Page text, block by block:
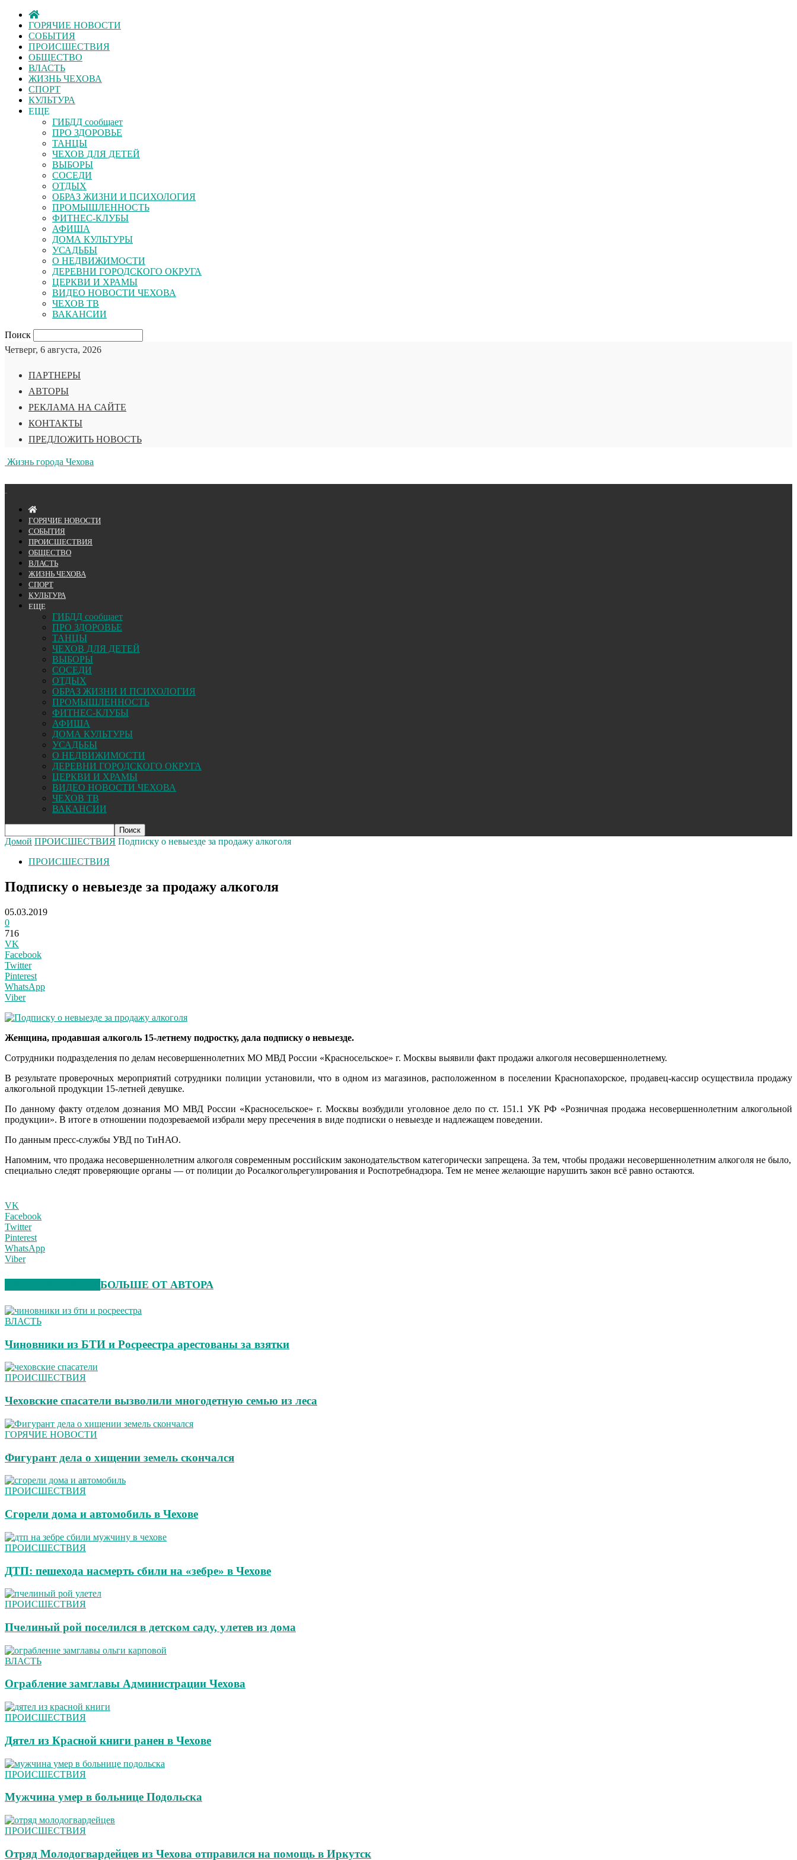
ГОРЯЧИЕ НОВОСТИ
СОБЫТИЯ
ПРОИСШЕСТВИЯ
ОБЩЕСТВО
ВЛАСТЬ
ЖИЗНЬ ЧЕХОВА
СПОРТ
КУЛЬТУРА
ЕЩЕ
ГИБДД сообщает
ПРО ЗДОРОВЬЕ
ТАНЦЫ
ЧЕХОВ ДЛЯ ДЕТЕЙ
ВЫБОРЫ
СОСЕДИ
ОТДЫХ
ОБРАЗ ЖИЗНИ И ПСИХОЛОГИЯ
ПРОМЫШЛЕННОСТЬ
ФИТНЕС-КЛУБЫ
АФИША
ДОМА КУЛЬТУРЫ
УСАДЬБЫ
О НЕДВИЖИМОСТИ
ДЕРЕВНИ ГОРОДСКОГО ОКРУГА
ЦЕРКВИ И ХРАМЫ
ВИДЕО НОВОСТИ ЧЕХОВА
ЧЕХОВ ТВ
ВАКАНСИИ
Поиск
Четверг, 6 августа, 2026
ПАРТНЕРЫ
АВТОРЫ
РЕКЛАМА НА САЙТЕ
КОНТАКТЫ
ПРЕДЛОЖИТЬ НОВОСТЬ
Жизнь города Чехова
ГОРЯЧИЕ НОВОСТИ
СОБЫТИЯ
ПРОИСШЕСТВИЯ
ОБЩЕСТВО
ВЛАСТЬ
ЖИЗНЬ ЧЕХОВА
СПОРТ
КУЛЬТУРА
ЕЩЕ
ГИБДД сообщает
ПРО ЗДОРОВЬЕ
ТАНЦЫ
ЧЕХОВ ДЛЯ ДЕТЕЙ
ВЫБОРЫ
СОСЕДИ
ОТДЫХ
ОБРАЗ ЖИЗНИ И ПСИХОЛОГИЯ
ПРОМЫШЛЕННОСТЬ
ФИТНЕС-КЛУБЫ
АФИША
ДОМА КУЛЬТУРЫ
УСАДЬБЫ
О НЕДВИЖИМОСТИ
ДЕРЕВНИ ГОРОДСКОГО ОКРУГА
ЦЕРКВИ И ХРАМЫ
ВИДЕО НОВОСТИ ЧЕХОВА
ЧЕХОВ ТВ
ВАКАНСИИ
Домой ПРОИСШЕСТВИЯ Подписку о невыезде за продажу алкоголя
ПРОИСШЕСТВИЯ
Подписку о невыезде за продажу алкоголя
05.03.2019
0
716
VK
Facebook
Twitter
Pinterest
WhatsApp
Viber
Женщина, продавшая алкоголь 15-летнему подростку, дала подписку о невыезде.
Сотрудники подразделения по делам несовершеннолетних МО МВД России «Красносельское» г. Москвы выявили факт продажи алкоголя несовершеннолетнему.
В результате проверочных мероприятий сотрудники полиции установили, что в одном из магазинов, расположенном в поселении Краснопахорское, продавец-кассир осуществила продажу
алкогольной продукции 15-летней девушке.
По данному факту отделом дознания МО МВД России «Красносельское» г. Москвы возбудили уголовное дело по ст. 151.1 УК РФ «Розничная продажа несовершеннолетним алкогольной
продукции». В итоге в отношении подозреваемой избрали меру пресечения в виде подписки о невыезде и надлежащем поведении.
По данным пресс-службы УВД по ТиНАО.
Напомним, что продажа несовершеннолетним алкоголя современным российским законодательством категорически запрещена. За тем, чтобы продажи несовершеннолетним алкоголя не было,
специально следят проверяющие органы — от полиции до Росалкогольрегулирования и Роспотребнадзора. Тем не менее желающие нарушить закон всё равно остаются.
VK
Facebook
Twitter
Pinterest
WhatsApp
Viber
БОЛЬШЕ ОТ АВТОРА
ВЛАСТЬ
Чиновники из БТИ и Росреестра арестованы за взятки
ПРОИСШЕСТВИЯ
Чеховские спасатели вызволили многодетную семью из леса
ГОРЯЧИЕ НОВОСТИ
Фигурант дела о хищении земель скончался
ПРОИСШЕСТВИЯ
Сгорели дома и автомобиль в Чехове
ПРОИСШЕСТВИЯ
ДТП: пешехода насмерть сбили на «зебре» в Чехове
ПРОИСШЕСТВИЯ
Пчелиный рой поселился в детском саду, улетев из дома
ВЛАСТЬ
Ограбление замглавы Администрации Чехова
ПРОИСШЕСТВИЯ
Дятел из Красной книги ранен в Чехове
ПРОИСШЕСТВИЯ
Мужчина умер в больнице Подольска
ПРОИСШЕСТВИЯ
Отряд Молодогвардейцев из Чехова отправился на помощь в Иркутск